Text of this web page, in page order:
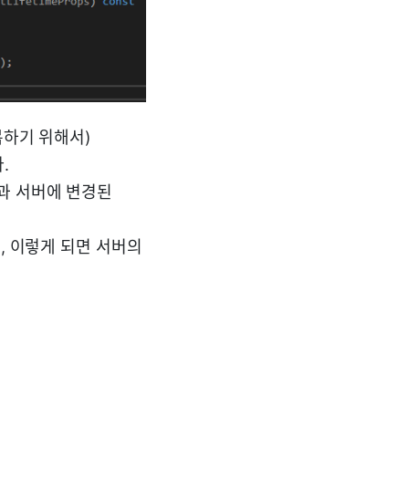
기 위해서)
.
서버에 변경된
렇게 되면 서버의